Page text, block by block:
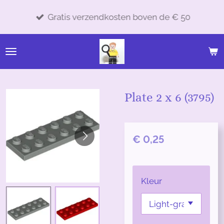
de
hoofdinhoud
Gratis verzendkosten boven de € 50
Plate 2 x 6 (3795)
€ 0,25
Kleur